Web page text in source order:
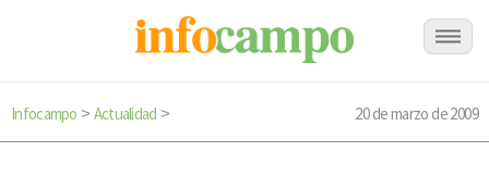
Infocampo > Actualidad > 20 de marzo de 2009